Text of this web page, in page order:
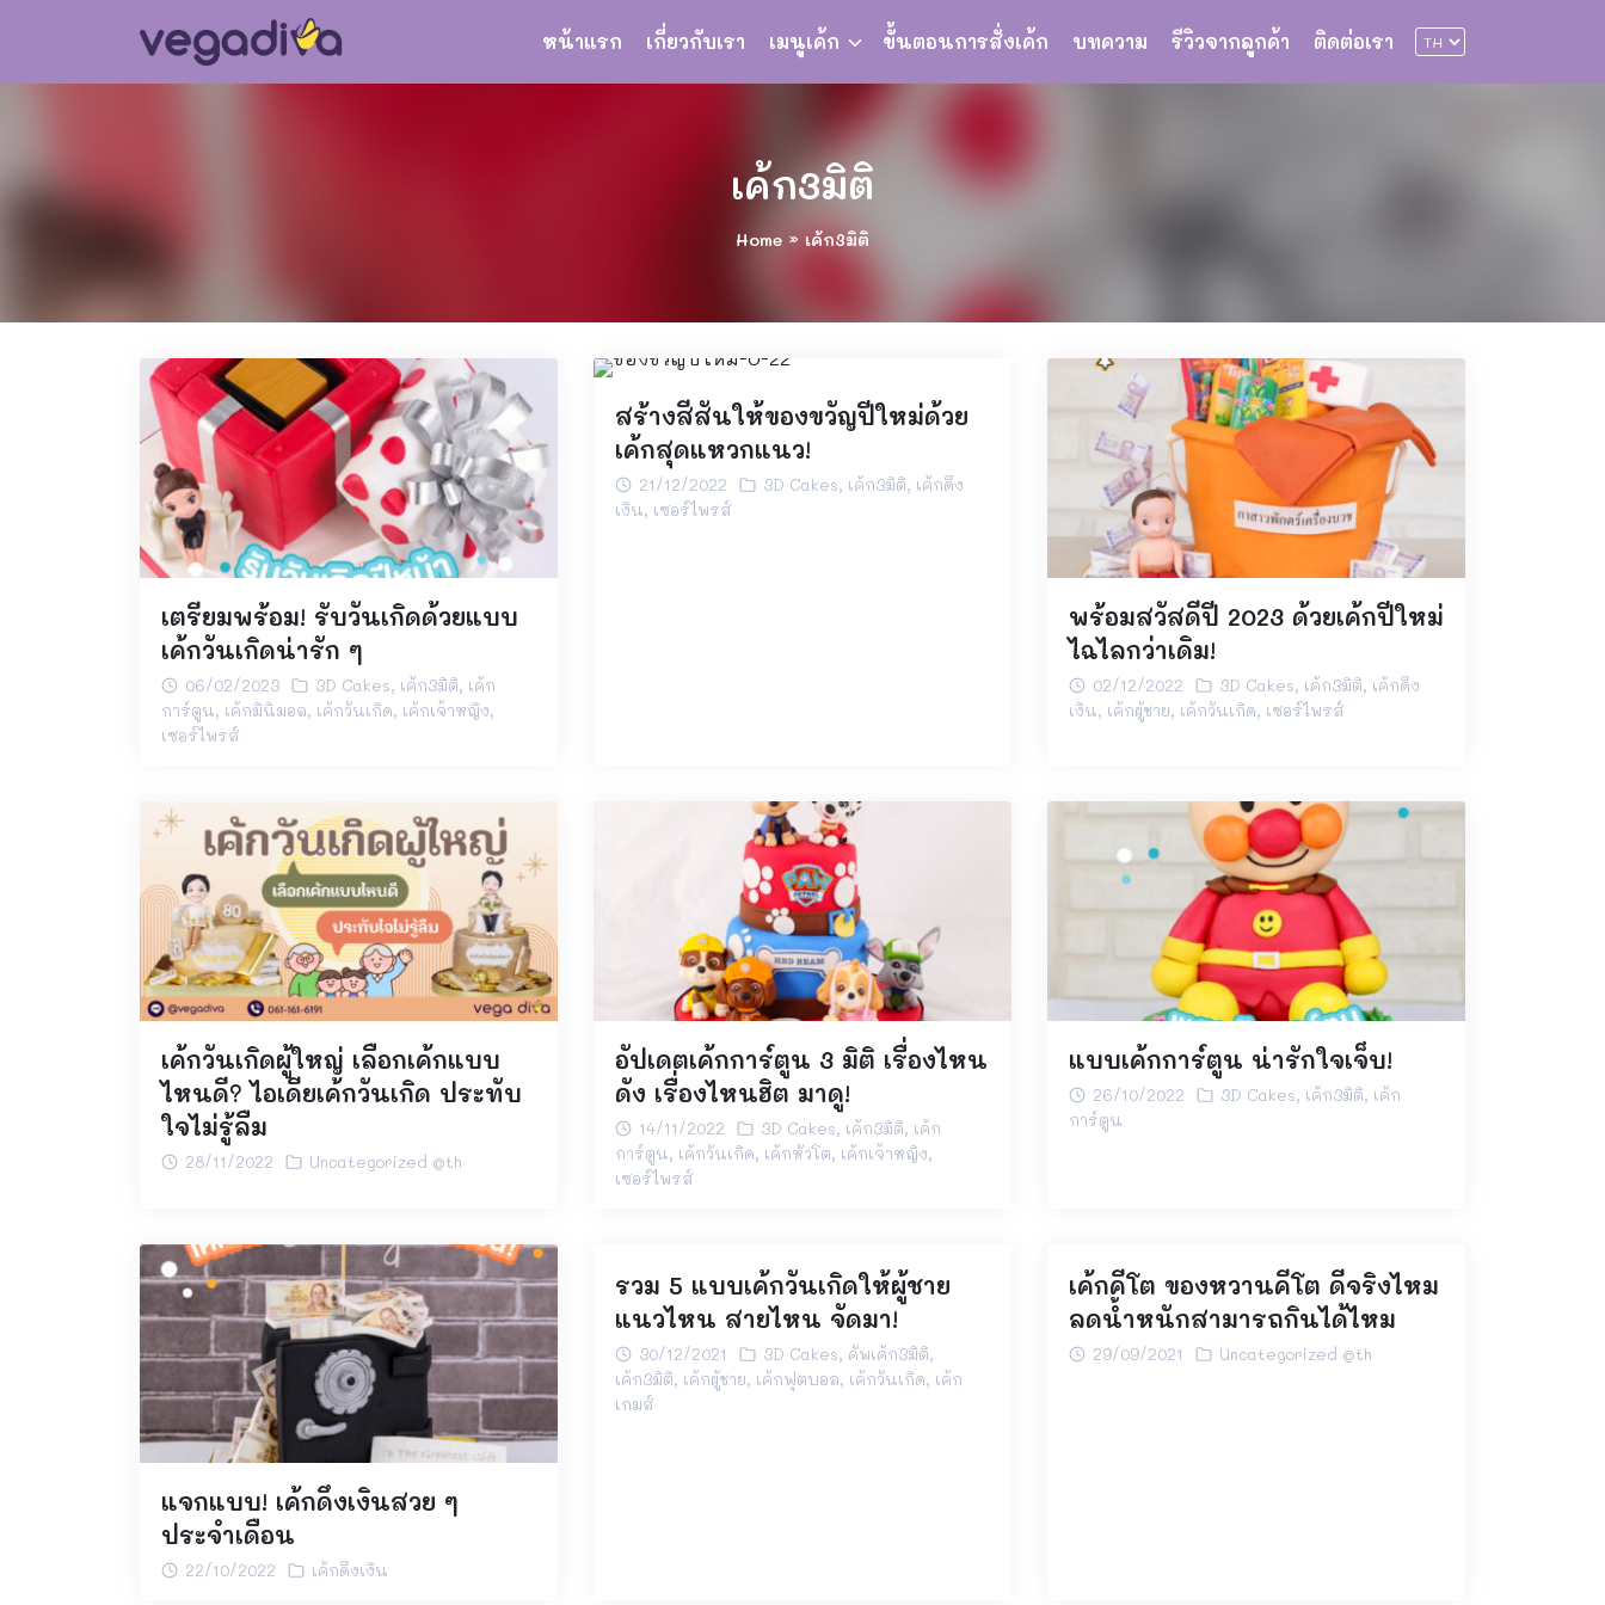
หน้าแรก เกี่ยวกับเรา เมนูเค้ก ขั้นตอนการสั่งเค้ก บทความ รีวิวจากลูกค้า ติดต่อเรา
เค้ก3มิติ
Home » เค้ก3มิติ
เตรียมพร้อม! รับวันเกิดด้วยแบบ
เค้กวันเกิดน่ารัก ๆ
06/02/2023 3D Cakes, เค้ก3มิติ, เค้ก
การ์ตูน, เค้กมินิมอล, เค้กวันเกิด, เค้กเจ้าหญิง,
เซอร์ไพรส์
สร้างสีสันให้ของขวัญปีใหม่ด้วย
เค้กสุดแหวกแนว!
21/12/2022 3D Cakes, เค้ก3มิติ, เค้กดึง
เงิน, เซอร์ไพรส์
พร้อมสวัสดีปี 2023 ด้วยเค้กปีใหม่
ไฉไลกว่าเดิม!
02/12/2022 3D Cakes, เค้ก3มิติ, เค้กดึง
เงิน, เค้กผู้ชาย, เค้กวันเกิด, เซอร์ไพรส์
เค้กวันเกิดผู้ใหญ่ เลือกเค้กแบบ
ไหนดี? ไอเดียเค้กวันเกิด ประทับ
ใจไม่รู้ลืม
28/11/2022 Uncategorized @th
อัปเดตเค้กการ์ตูน 3 มิติ เรื่องไหน
ดัง เรื่องไหนฮิต มาดู!
14/11/2022 3D Cakes, เค้ก3มิติ, เค้ก
การ์ตูน, เค้กวันเกิด, เค้กหัวโต, เค้กเจ้าหญิง,
เซอร์ไพรส์
แบบเค้กการ์ตูน น่ารักใจเจ็บ!
26/10/2022 3D Cakes, เค้ก3มิติ, เค้ก
การ์ตูน
แจกแบบ! เค้กดึงเงินสวย ๆ
ประจำเดือน
22/10/2022 เค้กดึงเงิน
รวม 5 แบบเค้กวันเกิดให้ผู้ชาย
แนวไหน สายไหน จัดมา!
30/12/2021 3D Cakes, คัพเค้ก3มิติ,
เค้ก3มิติ, เค้กผู้ชาย, เค้กฟุตบอล, เค้กวันเกิด, เค้ก
เกมส์
เค้กคีโต ของหวานคีโต ดีจริงไหม
ลดน้ำหนักสามารถกินได้ไหม
29/09/2021 Uncategorized @th